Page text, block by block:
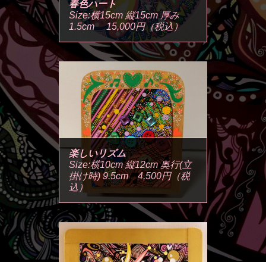
春色ハート
Size:横15cm 縦15cm 厚み
1.5cm 15,000円（税込）
楽しいリズム
Size:横10cm 縦12cm 奥行(立
掛け時) 9.5cm 4,500円（税
込）